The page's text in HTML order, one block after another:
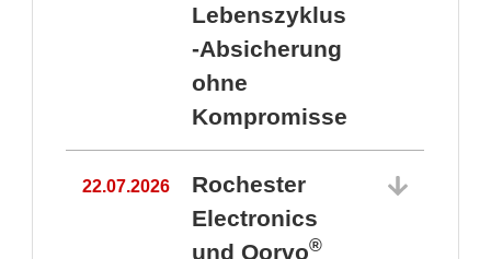
Lebenszyklus
-Absicherung
ohne
Kompromisse
22.07.2026
Rochester
Electronics
und Qorvo®